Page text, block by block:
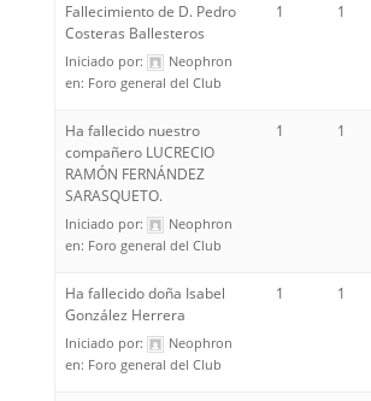
Fallecimiento de D. Pedro
Costeras Ballesteros
Iniciado por:
Neophron
en: Foro general del Club
1 1
Ha fallecido nuestro
compañero LUCRECIO
RAMÓN FERNÁNDEZ
SARASQUETO.
Iniciado por:
Neophron
en: Foro general del Club
1 1
Ha fallecido doña Isabel
González Herrera
Iniciado por:
Neophron
en: Foro general del Club
1 1